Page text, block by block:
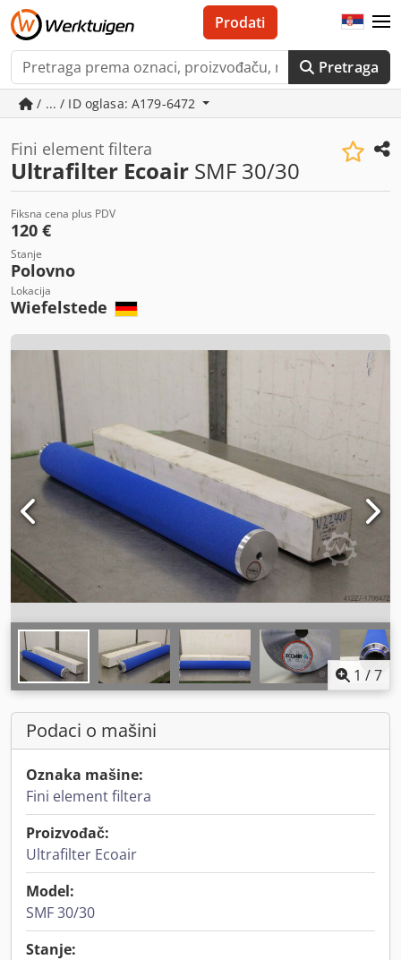
Pretraga
Prodati
/ ... / ID oglasa: A179-6472
Fini element filtera
Ultrafilter Ecoair SMF 30/30
Fiksna cena plus PDV
120 €
Stanje
Polovno
Lokacija
Wiefelstede
1 /7
Podaci o mašini
Oznaka mašine:
Fini element filtera
Proizvođač:
Ultrafilter Ecoair
Model:
SMF 30/30
Stanje: